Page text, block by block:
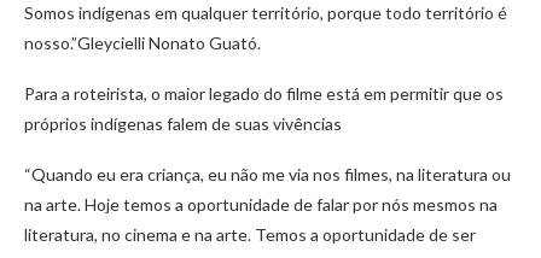
Somos indígenas em qualquer território, porque todo território é
nosso.”Gleycielli Nonato Guató.
Para a roteirista, o maior legado do filme está em permitir que os
próprios indígenas falem de suas vivências
“Quando eu era criança, eu não me via nos filmes, na literatura ou
na arte. Hoje temos a oportunidade de falar por nós mesmos na
literatura, no cinema e na arte. Temos a oportunidade de ser